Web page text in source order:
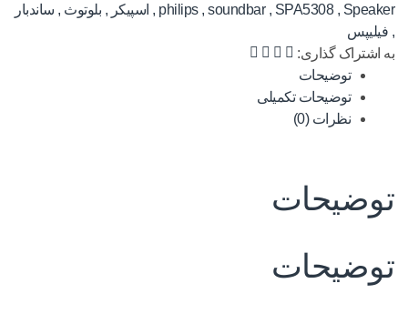
philips, soundbar, SPA5308, Speaker
, اسپیکر , بلوتوث , ساندبار
, فیلیپس
به اشتراک گذاری:
توضیحات
توضیحات تکمیلی
نظرات (0)
توضیحات
توضیحات